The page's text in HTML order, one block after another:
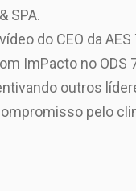
SPA.
do CEO da
ImPacto no ODS
outros
pelo